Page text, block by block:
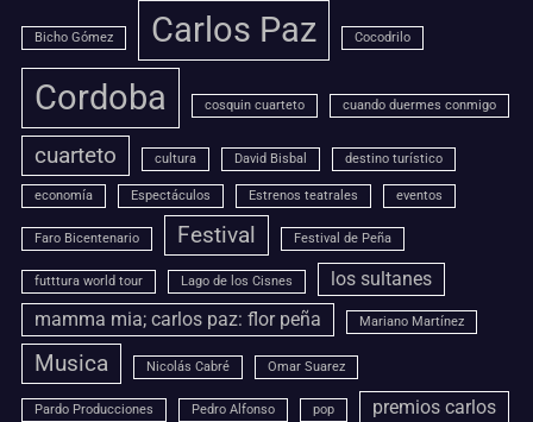
Bicho Gómez Carlos Paz Cocodrilo
Cordoba cosquin cuarteto cuando duermes conmigo
cuarteto cultura David Bisbal destino turístico
economía Espectáculos Estrenos teatrales eventos
Faro Bicentenario Festival Festival de Peña
futttura world tour Lago de los Cisnes
los sultanes
mamma mia; carlos paz: flor peña
Mariano Martínez
Musica Nicolás Cabré Omar Suarez
Pardo Producciones Pedro Alfonso pop premios carlos